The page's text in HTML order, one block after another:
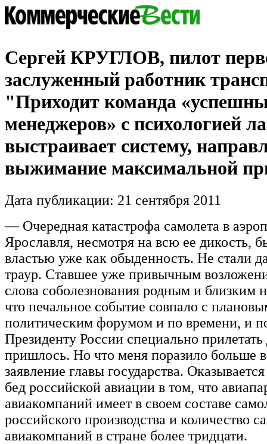
Сергей КРУГЛОВ, пилот
заслуженный работник
"Приходит команда
менеджеров» с психологией
выстраивает систему,
выжимание максимальной
Дата публикации: 21 сентября 2011
— Очередная катастрофа самолета в
Ярославля, несмотря на всю ее дикость,
властью уже как обыденность. Не стали
траур. Ставшее уже привычным
слова соболезнования родным и близким
что печальное событие совпало с
политическим форумом и по времени, и
Президенту России специально
пришлось. Но что меня поразило больше
заявление главы государства.
бед российской авиации в том, что
авиакомпаний имеет в своем составе
российского производства и количество
авиакомпаний в стране более тридцати.